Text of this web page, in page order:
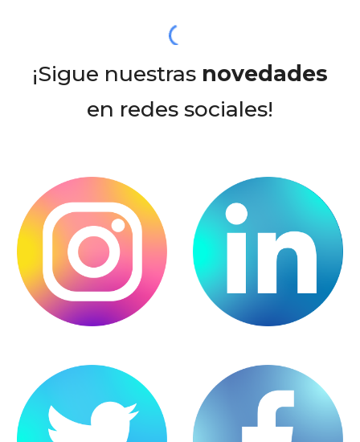
¡Sigue nuestras novedades
en redes sociales!